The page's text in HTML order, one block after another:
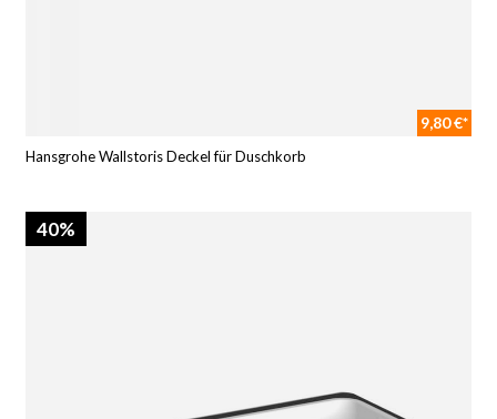
9,80 €*
Hansgrohe Wallstoris Deckel für Duschkorb
40%